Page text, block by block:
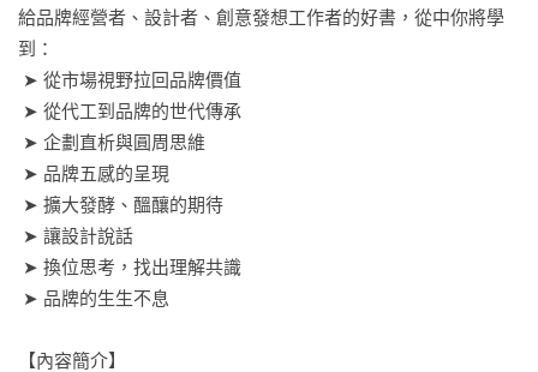
給品牌經營者、設計者、創意發想工作者的好書，從中你將學
到：
【內容簡介】